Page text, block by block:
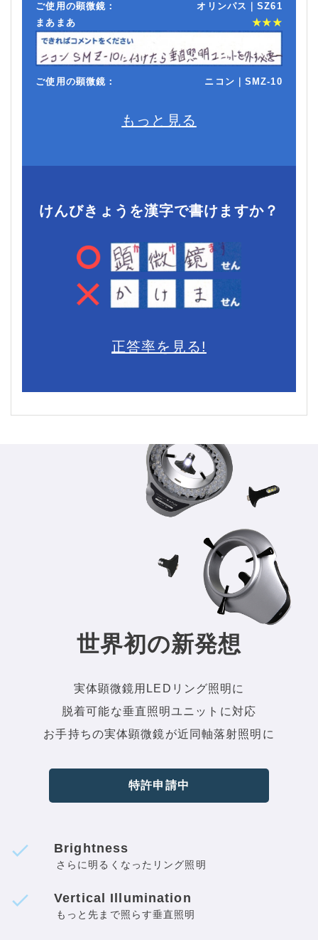
ご使用の顕微鏡：
オリンパス｜SZ61
まあまあ
★★★
ご使用の顕微鏡： ニコン｜SMZ-10
もっと見る
けんびきょうを漢字で書けますか？
正答率を見る!
世界初の新発想
実体顕微鏡用LEDリング照明に
脱着可能な垂直照明ユニットに対応
お手持ちの実体顕微鏡が近同軸落射照明に
特許申請中
Brightness
さらに明るくなったリング照明
Vertical Illumination
もっと先まで照らす垂直照明